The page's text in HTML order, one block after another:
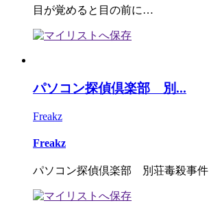
目が覚めると目の前に…
パソコン探偵倶楽部 別...
Freakz
Freakz
パソコン探偵倶楽部 別荘毒殺事件